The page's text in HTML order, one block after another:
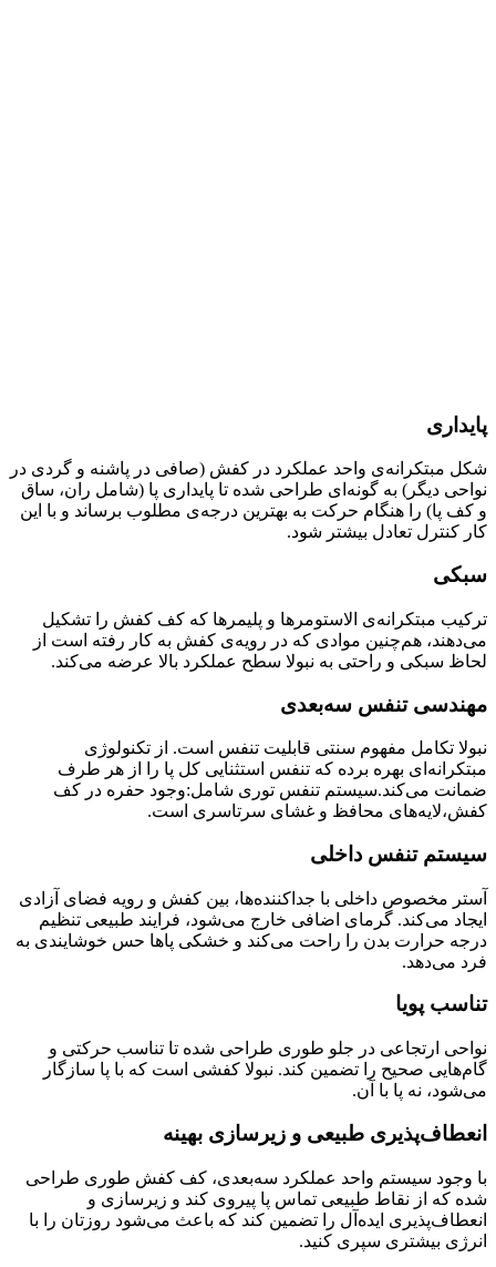
پایداری
شکل مبتکرانه‌ی واحد عملکرد در کفش (صافی در پاشنه و گردی در
نواحی دیگر) به گونه‌ای طراحی شده تا پایداری پا (شامل ران، ساق
و کف پا) را هنگام حرکت به بهترین درجه‌ی مطلوب برساند و با این
کار کنترل تعادل بیشتر شود.
سبکی
ترکیب مبتکرانه‌ی الاستومرها و پلیمرها که کف کفش را تشکیل
می‌دهند، هم‌چنین موادی که در رویه‌ی کفش به کار رفته است از
لحاظ سبکی و راحتی به نبولا سطح عملکرد بالا عرضه می‌کند.
مهندسی تنفس سه‌بعدی
نبولا تکامل مفهوم سنتی قابلیت تنفس است. از تکنولوژی
مبتکرانه‌ای بهره برده که تنفس استثنایی کل پا را از هر طرف
ضمانت می‌کند.سیستم تنفس توری شامل:وجود حفره در کف
کفش،لایه‌های محافظ و غشای سرتاسری است.
سیستم تنفس داخلی
آستر مخصوص داخلی با جداکننده‌ها، بین کفش و رویه فضای آزادی
ایجاد می‌کند. گرمای اضافی خارج می‌شود، فرایند طبیعی تنظیم
درجه حرارت بدن را راحت می‌کند و خشکی پاها حس خوشایندی به
فرد می‌دهد.
تناسب پویا
نواحی ارتجاعی در جلو طوری طراحی شده تا تناسب حرکتی و
گام‌هایی صحیح را تضمین کند. نبولا کفشی است که با پا سازگار
می‌شود، نه پا با آن.
انعطاف‌پذیری طبیعی و زیرسازی بهینه
با وجود سیستم واحد عملکرد سه‌بعدی، کف کفش طوری طراحی
شده که از نقاط طبیعی تماس پا پیروی کند و زیرسازی و
انعطاف‌پذیری ایده‌آل را تضمین کند که باعث می‌شود روزتان را با
انرژی‌ بیشتری سپری کنید.